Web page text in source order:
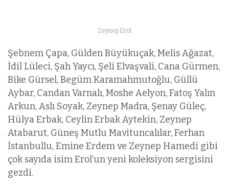
Zeynep Erol
Şebnem Çapa, Gülden Büyükuçak, Melis Ağazat,
İdil Lüleci, Şah Yaycı, Şeli Elvaşvali, Cana Gürmen,
Bike Gürsel, Begüm Karamahmutoğlu, Güllü
Aybar, Candan Varnalı, Moshe Aelyon, Fatoş Yalın
Arkun, Aslı Soyak, Zeynep Madra, Şenay Güleç,
Hülya Erbak, Ceylin Erbak Aytekin, Zeynep
Atabarut, Güneş Mutlu Mavituncalılar, Ferhan
İstanbullu, Emine Erdem ve Zeynep Hamedi gibi
çok sayıda isim Erol’un yeni koleksiyon sergisini
gezdi.